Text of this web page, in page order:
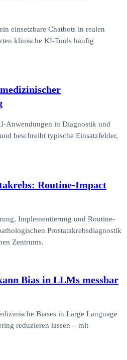
einsetzbare Chatbots in realen
klinische KI-Tools häufig
Anwendungen in Diagnostik und
beschreibt typische Einsatzfelder,
Routine-Impact
Implementierung und Routine-
Prostatakrebsdiagnostik
Zentrums.
Bias in LLMs messbar
Biases in Large Language
reduzieren lassen – mit